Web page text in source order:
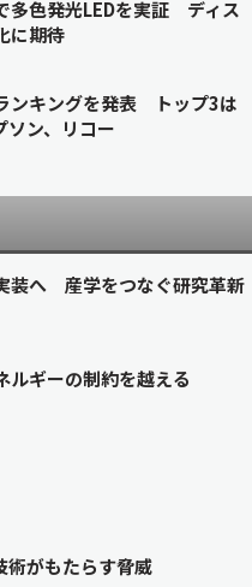
多色発光LEDを実証 ディス
に期待
ンキングを発表 トップ3は
ソン、リコー
装へ 産学をつなぐ研究革新
ルギーの制約を越える
がもたらす脅威